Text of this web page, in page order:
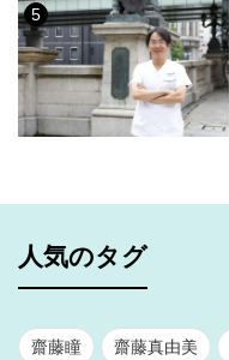
5
人気のタグ
齋藤瞳 齋藤真由美